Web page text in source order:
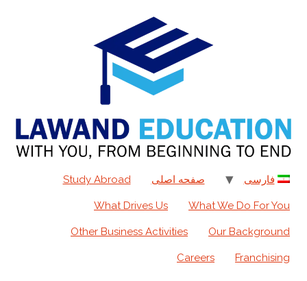
فارسی صفحه اصلی Study Abroad
What We Do For You
What Drives Us
Our Background
Other Business Activities
Franchising
Careers